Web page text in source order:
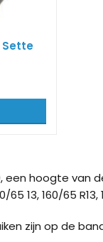
Sette
een hoogte van
160/65 R13,
zijn op de